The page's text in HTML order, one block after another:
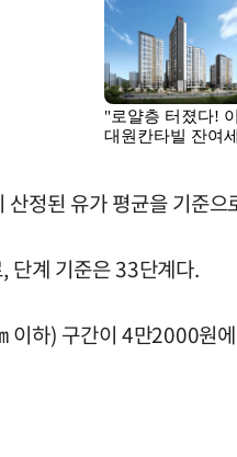
정된 유가 평균을 기준으
단계 기준은 33단계다.
이하) 구간이 4만2000원